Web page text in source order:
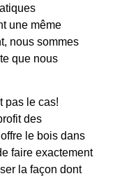
une même
nous sommes
que nous
pas le cas!
des
le bois dans
faire exactement
la façon dont